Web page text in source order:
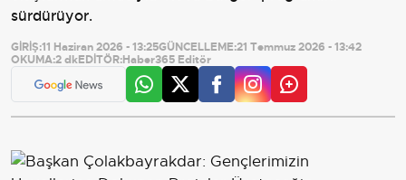
sürdürüyor.
GİRİŞ:11 Haziran 2026 - 13:25GÜNCELLEME:21 Temmuz 2026 - 13:42
OKUMA:2 dkEDİTÖR:Haber365 Editör